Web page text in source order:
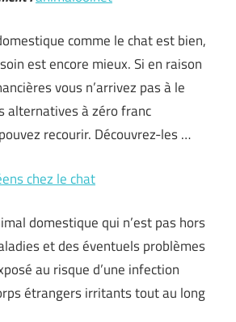
comme le chat est bien,
est encore mieux. Si en raison
vous n’arrivez pas à le
alternatives à zéro franc
recourir. Découvrez-les …
chez le chat
domestique qui n’est pas hors
et des éventuels problèmes
au risque d’une infection
étrangers irritants tout au long